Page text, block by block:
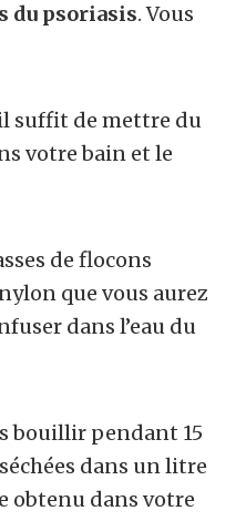
psoriasis. Vous
suffit de mettre du
votre bain et le
de flocons
que vous aurez
dans l’eau du
bouillir pendant 15
dans un litre
obtenu dans votre